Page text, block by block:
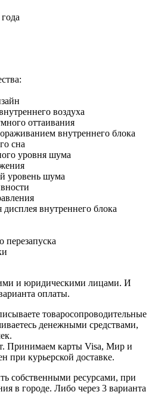
воздуха
оттаивания
внутреннего блока
сна
уровня шума
уровень шума
внутреннего блока
перезапуска
и юридическими лицами. И
оплаты.
товаросопроводительные
денежными средствами,
Принимаем карты Visa, Мир и
при курьерской доставке.
собственными ресурсами, при
в городе. Либо через 3 варианта